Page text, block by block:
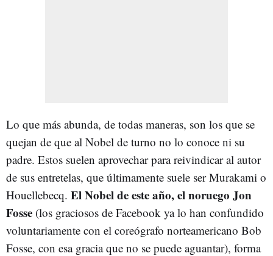
Lo que más abunda, de todas maneras, son los que se
quejan de que al Nobel de turno no lo conoce ni su
padre. Estos suelen aprovechar para reivindicar al autor
de sus entretelas, que últimamente suele ser Murakami o
Houellebecq. El Nobel de este año, el noruego Jon
Fosse (los graciosos de Facebook ya lo han confundido
voluntariamente con el coreógrafo norteamericano Bob
Fosse, con esa gracia que no se puede aguantar), forma